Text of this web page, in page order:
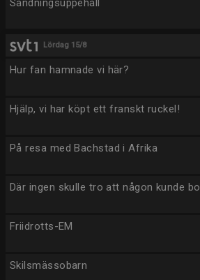
Sändningsuppehåll
Lördag 15/8
Hur fan hamnade vi här?
Hjälp, vi har köpt ett franskt ruckel!
På resa med Bachstad i Afrika
Där ingen skulle tro att någon kunde bo
Friidrotts-EM
Skilsmässobarn